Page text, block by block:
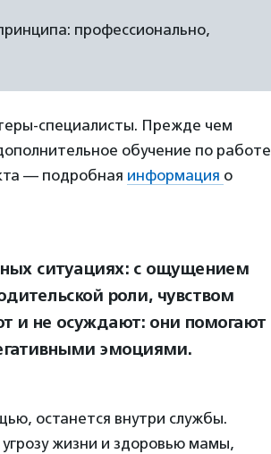
профессионально,
специалисты. Прежде чем
обучение по работе
— подробная информация о
ситуациях: с ощущением
роли, чувством
и не осуждают: они помогают
эмоциями.
останется внутри службы.
жизни и здоровью мамы,